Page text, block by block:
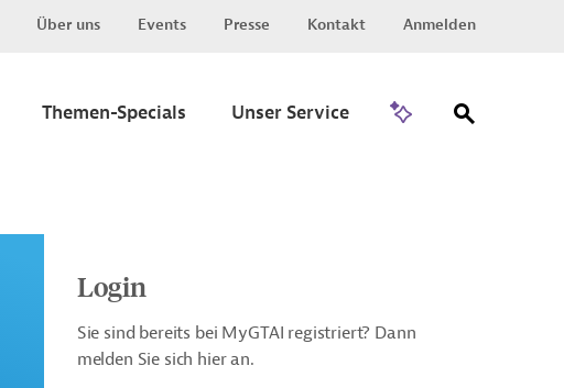
Über uns Events Presse Kontakt Anmelden
Themen-Specials Unser Service
Login
Sie sind bereits bei MyGTAI registriert? Dann
melden Sie sich hier an.